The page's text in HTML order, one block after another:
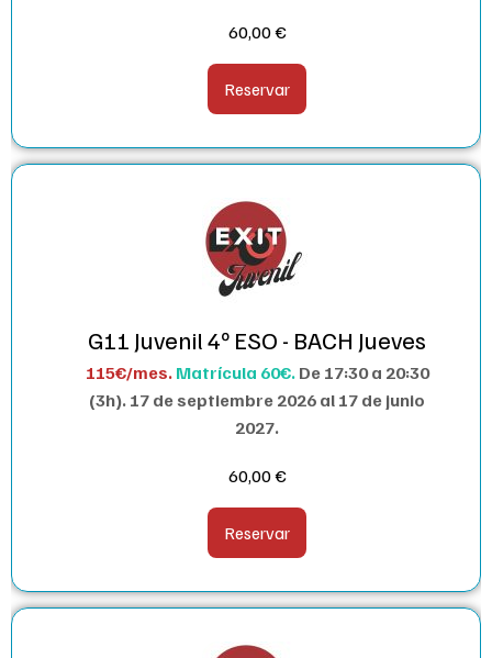
60,00€
Reservar
G11 Juvenil 4º ESO - BACH Jueves
115€/mes. Matrícula 60€. De 17:30 a 20:30
(3h). 17 de septiembre 2026 al 17 de junio
2027.
60,00€
Reservar